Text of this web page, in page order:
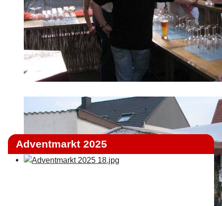
Adventmarkt 2025